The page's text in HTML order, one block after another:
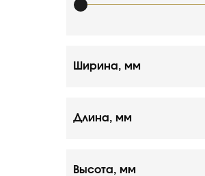
Ширина, мм
Длина, мм
Высота, мм